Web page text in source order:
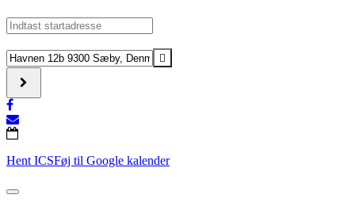
Address
-
Urban
Crooners
Destination
Address
Urban
Crooners
[]
Hent ICSFøj til Google kalender